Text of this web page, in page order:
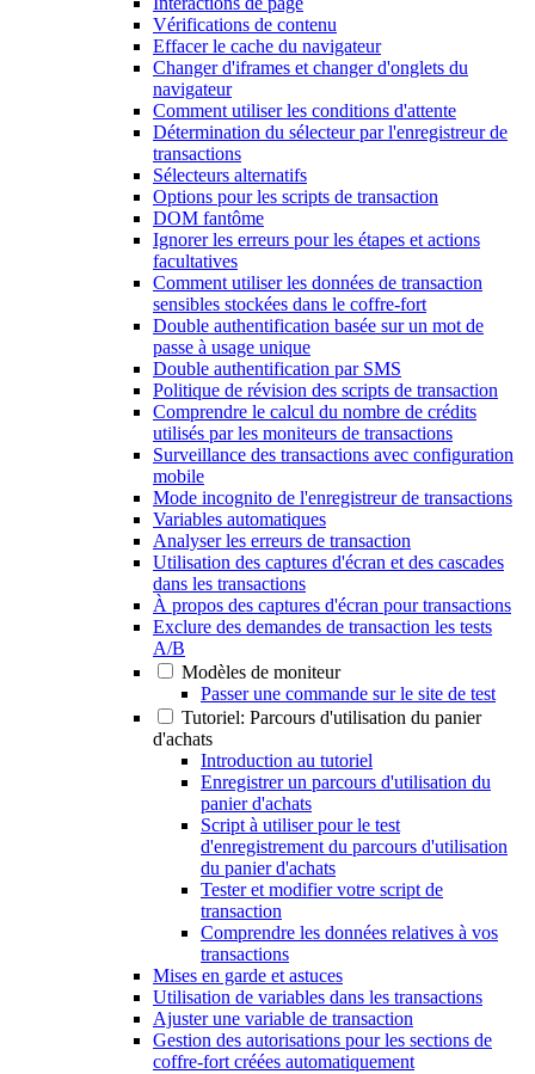
Vérifications de contenu
Effacer le cache du navigateur
Changer d'iframes et changer d'onglets du
navigateur
Comment utiliser les conditions d'attente
Détermination du sélecteur par l'enregistreur de
transactions
Sélecteurs alternatifs
Options pour les scripts de transaction
DOM fantôme
Ignorer les erreurs pour les étapes et actions
facultatives
Comment utiliser les données de transaction
sensibles stockées dans le coffre-fort
Double authentification basée sur un mot de
passe à usage unique
Double authentification par SMS
Politique de révision des scripts de transaction
Comprendre le calcul du nombre de crédits
utilisés par les moniteurs de transactions
Surveillance des transactions avec configuration
mobile
Mode incognito de l'enregistreur de transactions
Variables automatiques
Analyser les erreurs de transaction
Utilisation des captures d'écran et des cascades
dans les transactions
À propos des captures d'écran pour transactions
Exclure des demandes de transaction les tests
A/B
Modèles de moniteur
Passer une commande sur le site de test
Tutoriel: Parcours d'utilisation du panier
d'achats
Introduction au tutoriel
Enregistrer un parcours d'utilisation du
panier d'achats
Script à utiliser pour le test
d'enregistrement du parcours d'utilisation
du panier d'achats
Tester et modifier votre script de
transaction
Comprendre les données relatives à vos
transactions
Mises en garde et astuces
Utilisation de variables dans les transactions
Ajuster une variable de transaction
Gestion des autorisations pour les sections de
coffre-fort créées automatiquement